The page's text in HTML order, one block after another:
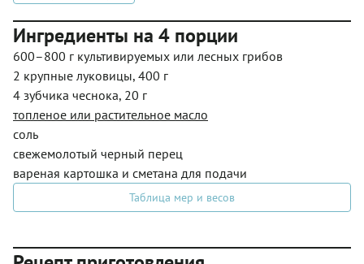
Ингредиенты на 4 порции
600–800 г культивируемых или лесных грибов
2 крупные луковицы, 400 г
4 зубчика чеснока, 20 г
топленое или растительное масло
соль
свежемолотый черный перец
вареная картошка и сметана для подачи
Таблица мер и весов